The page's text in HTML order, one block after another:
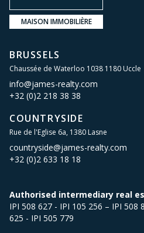
MAISON IMMOBILIÈRE
BRUSSELS
Chaussée de Waterloo 1038 1180 Uccle
info@james-realty.com
+32 (0)2 218 38 38
COUNTRYSIDE
Rue de l'Eglise 6a, 1380 Lasne
countryside@james-realty.com
+32 (0)2 633 18 18
Authorised intermediary real
IPI 508 627 - IPI 105 256 – IPI 508
625 - IPI 505 779